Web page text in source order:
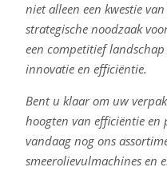
niet alleen een kwestie
strategische noodzaak
een competitief
innovatie en efficiëntie.
Bent u klaar om uw
hoogten van efficiëntie en
vandaag nog ons
smeerolievulmachines en